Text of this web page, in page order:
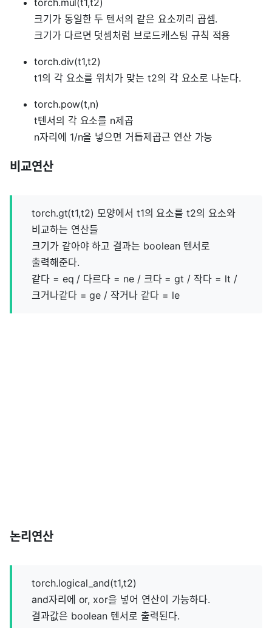
torch.mul(t1,t2)
크기가 동일한 두 텐서의 같은 요소끼리 곱셈.
크기가 다르면 덧셈처럼 브로드캐스팅 규칙 적용
torch.div(t1,t2)
t1의 각 요소를 위치가 맞는 t2의 각 요소로 나눈다.
torch.pow(t,n)
t텐서의 각 요소를 n제곱
n자리에 1/n을 넣으면 거듭제곱근 연산 가능
비교연산
torch.gt(t1,t2) 모양에서 t1의 요소를 t2의 요소와
비교하는 연산들
크기가 같아야 하고 결과는 boolean 텐서로
출력해준다.
같다 = eq / 다르다 = ne / 크다 = gt / 작다 = lt /
크거나같다 = ge / 작거나 같다 = le
논리연산
torch.logical_and(t1,t2)
and자리에 or, xor을 넣어 연산이 가능하다.
결과값은 boolean 텐서로 출력된다.